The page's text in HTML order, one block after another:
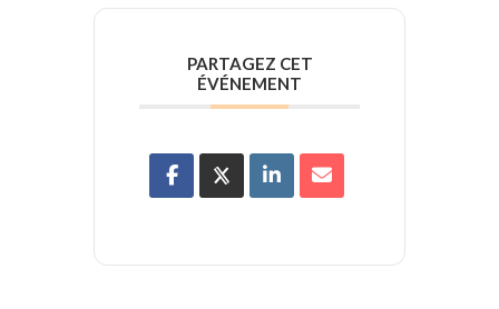
PARTAGEZ CET
ÉVÉNEMENT